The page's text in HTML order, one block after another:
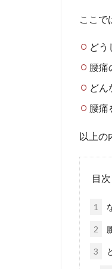
ここで
どう
腰痛
どん
腰痛
以上の
目次
1
2
3